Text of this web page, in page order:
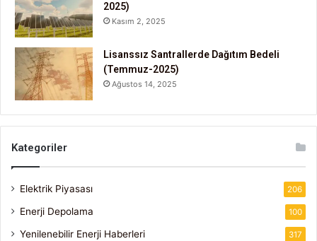
2025)
Kasım 2, 2025
Lisanssız Santrallerde Dağıtım Bedeli
(Temmuz-2025)
Ağustos 14, 2025
Kategoriler
Elektrik Piyasası 206
Enerji Depolama 100
Yenilenebilir Enerji Haberleri 317